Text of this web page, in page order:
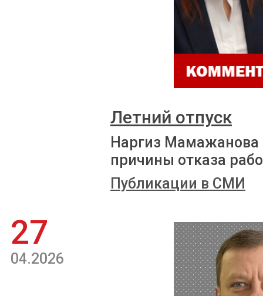
Летний отпуск
Наргиз Мамажанова
причины отказа
Публикации в СМИ
27
04.2026